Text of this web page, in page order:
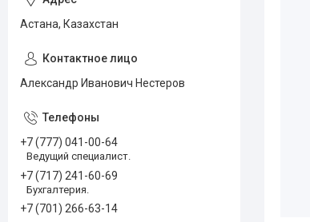
Астана, Казахстан
Александр Иванович Нестеров
+7 (777) 041-00-64
Ведущий специалист.
+7 (717) 241-60-69
Бухгалтерия.
+7 (701) 266-63-14